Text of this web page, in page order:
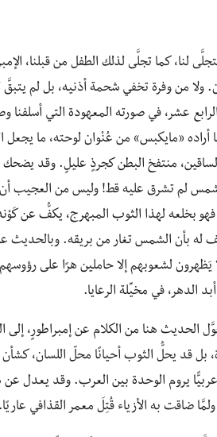
لنا، كما تجلَّى لذلك الطفل من قبلنا،
ولا من وفرة تخفي شحمة أذنيه، بل لم يتبقَّ
عشر، في صورته المعهودة التي
أراده «مايكبس» من عُنْوان لوحته، ما يجعل
منتفخ البطن كجرذٍ عليلٍ. وقد
لم تشرق عليه قط! وليس من العجيب أن
بخلعه لهذا الثوب المبهرج، يكفُّ عن
له بأن الشمس تغار من بريقه. وبالحديث
يَظهرون لشعوبهم إلا حاملين هرًا على
الدهر، في مخيِّلة الرعايا.
الحديث هنا من الكلام عن إمبراطورٍ، إلى
بل قد يحلُّ الثوب أحيانًا محلّ اللسان، كشأن
يروم الوحدة بين العرب. وقد يعدل عن
ضاقت به الأزياء قُتِلَ معمر القذافي عاريًا.